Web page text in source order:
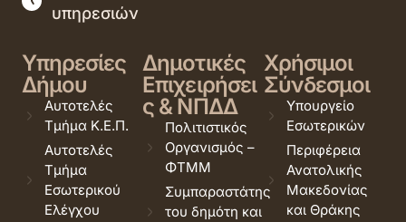
υπηρεσιών
Υπηρεσίες
Δήμου
Αυτοτελές
Τμήμα Κ.Ε.Π.
Αυτοτελές
Τμήμα
Εσωτερικού
Ελέγχου
Δημοτικές
Επιχειρήσει
ς & ΝΠΔΔ
Πολιτιστικός
Οργανισμός –
ΦΤΜΜ
Συμπαραστάτης
του δημότη και
Χρήσιμοι
Σύνδεσμοι
Υπουργείο
Εσωτερικών
Περιφέρεια
Ανατολικής
Μακεδονίας
και Θράκης